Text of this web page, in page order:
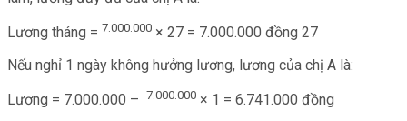
Lương tháng = 7.000.000 × 27 = 7.000.000 đồng 27
Nếu nghỉ 1 ngày không hưởng lương, lương của chị A là:
Lương = 7.000.000 – 7.000.000 × 1 = 6.741.000 đồng